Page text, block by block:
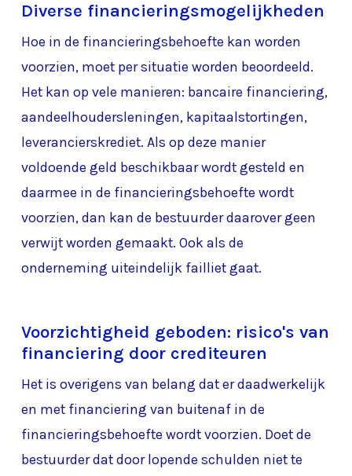
Diverse financieringsmogelijkheden
Hoe in de financieringsbehoefte kan worden
voorzien, moet per situatie worden beoordeeld.
Het kan op vele manieren: bancaire financiering,
aandeelhoudersleningen, kapitaalstortingen,
leverancierskrediet. Als op deze manier
voldoende geld beschikbaar wordt gesteld en
daarmee in de financieringsbehoefte wordt
voorzien, dan kan de bestuurder daarover geen
verwijt worden gemaakt. Ook als de
onderneming uiteindelijk failliet gaat.
Voorzichtigheid geboden: risico's van
financiering door crediteuren
Het is overigens van belang dat er daadwerkelijk
en met financiering van buitenaf in de
financieringsbehoefte wordt voorzien. Doet de
bestuurder dat door lopende schulden niet te